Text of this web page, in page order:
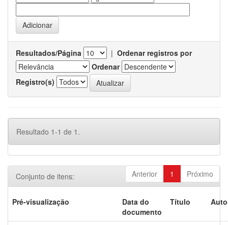
Resultados/Página | Ordenar registros por
Ordenar
Registro(s)
Resultado 1-1 de 1.
Anterior 1 Próximo
Conjunto de itens:
Pré-visualização
Data do
documento
Título